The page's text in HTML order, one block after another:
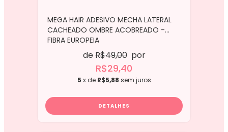
MEGA HAIR ADESIVO MECHA LATERAL
CACHEADO OMBRE ACOBREADO -
FIBRA EUROPEIA
deR$49,00 por
R$29,40
5 x de R$5,88 sem juros
DETALHES